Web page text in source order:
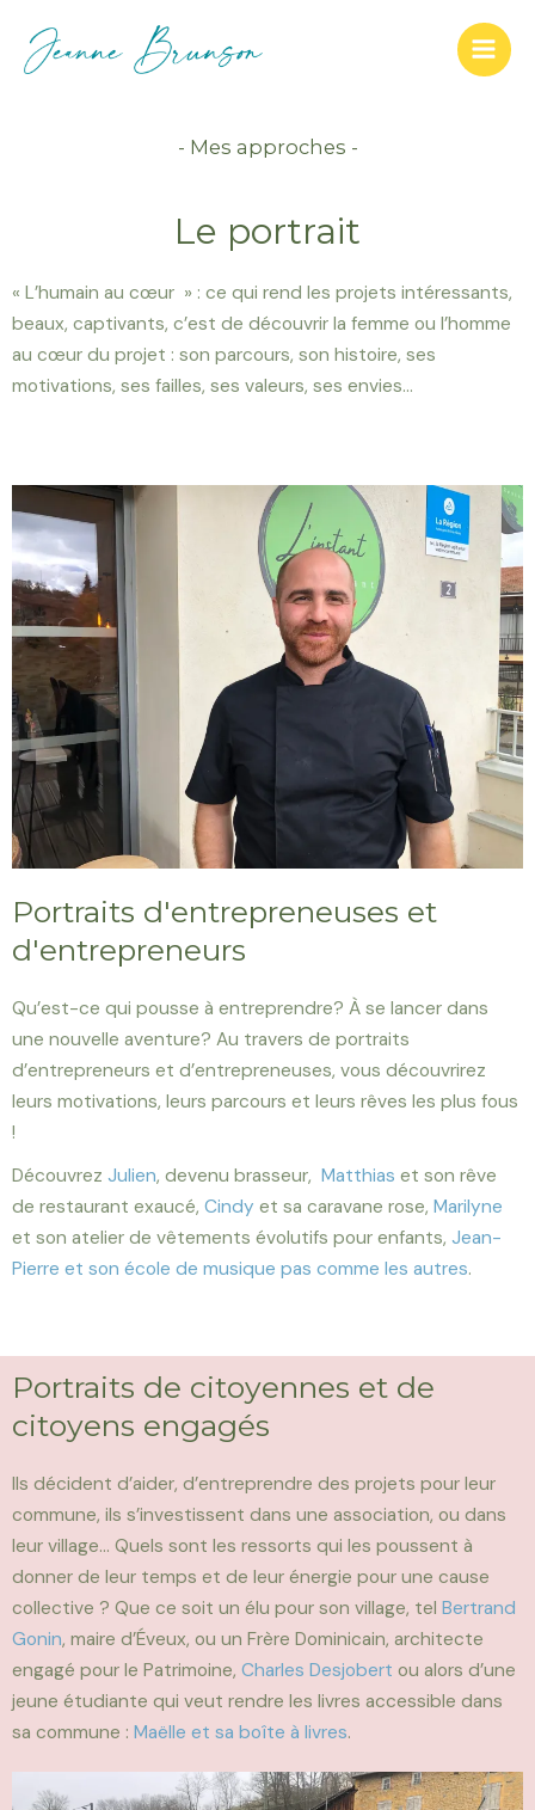
- Mes approches -
Le portrait
« L’humain au cœur » : ce qui rend les projets intéressants,
beaux, captivants, c’est de découvrir la femme ou l’homme
au cœur du projet : son parcours, son histoire, ses
motivations, ses failles, ses valeurs, ses envies…
Portraits d'entrepreneuses et
d'entrepreneurs
Qu’est-ce qui pousse à entreprendre? À se lancer dans
une nouvelle aventure? Au travers de portraits
d’entrepreneurs et d’entrepreneuses, vous découvrirez
leurs motivations, leurs parcours et leurs rêves les plus fous
!
Découvrez Julien, devenu brasseur, Matthias et son rêve
de restaurant exaucé, Cindy et sa caravane rose, Marilyne
et son atelier de vêtements évolutifs pour enfants, Jean-
Pierre et son école de musique pas comme les autres.
Portraits de citoyennes et de
citoyens engagés
Ils décident d’aider, d’entreprendre des projets pour leur
commune, ils s’investissent dans une association, ou dans
leur village… Quels sont les ressorts qui les poussent à
donner de leur temps et de leur énergie pour une cause
collective ? Que ce soit un élu pour son village, tel Bertrand
Gonin, maire d’Éveux, ou un Frère Dominicain, architecte
engagé pour le Patrimoine, Charles Desjobert ou alors d’une
jeune étudiante qui veut rendre les livres accessible dans
sa commune : Maëlle et sa boîte à livres.